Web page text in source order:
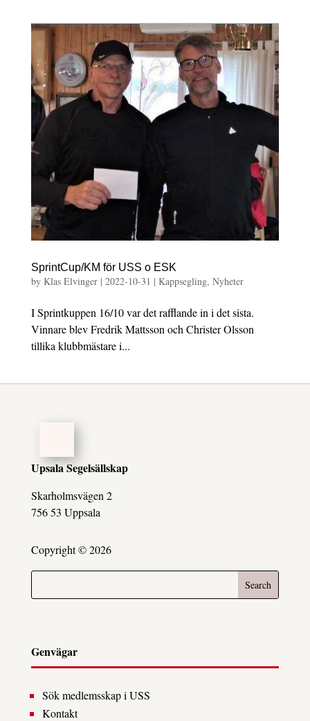
SprintCup/KM för USS o ESK
by Klas Elvinger| 2022-10-31 | Kappsegling, Nyheter
I Sprintkuppen 16/10 var det rafflande in i det sista.
Vinnare blev Fredrik Mattsson och Christer Olsson
tillika klubbmästare i...
Upsala Segelsällskap
Skarholmsvägen 2
756 53 Uppsala
Copyright © 2026
Genvägar
Sök medlemsskap i USS
Kontakt